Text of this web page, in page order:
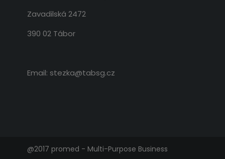
Zavadilská 2472
390 02 Tábor
Email: stezka@tabsg.cz
@2017 promed - Multi-Purpose Business